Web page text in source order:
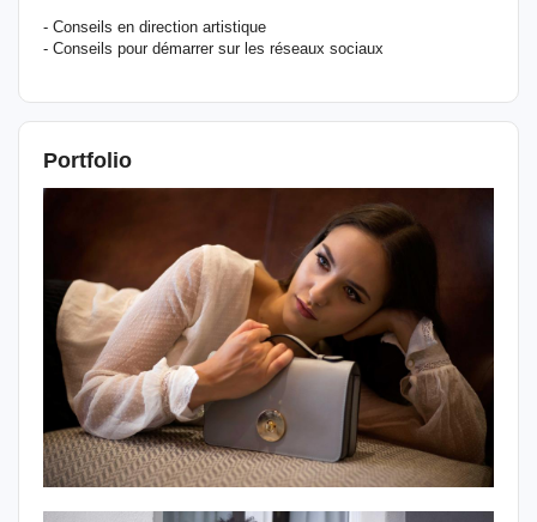
- Conseils en direction artistique
- Conseils pour démarrer sur les réseaux sociaux
Portfolio